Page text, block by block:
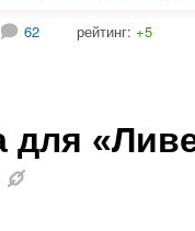
62 рейтинг:+5
для